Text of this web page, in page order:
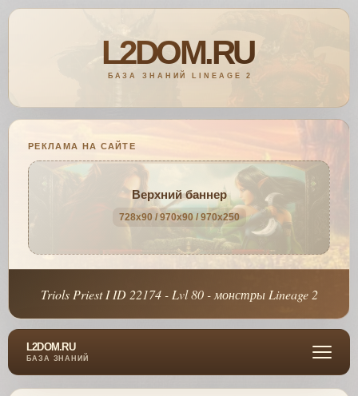
РЕКЛАМА НА САЙТЕ
Верхний баннер
728x90 / 970x90 / 970x250
Triols Priest I ID 22174 - Lvl 80 - монстры Lineage 2
L2DOM.RU
БАЗА ЗНАНИЙ